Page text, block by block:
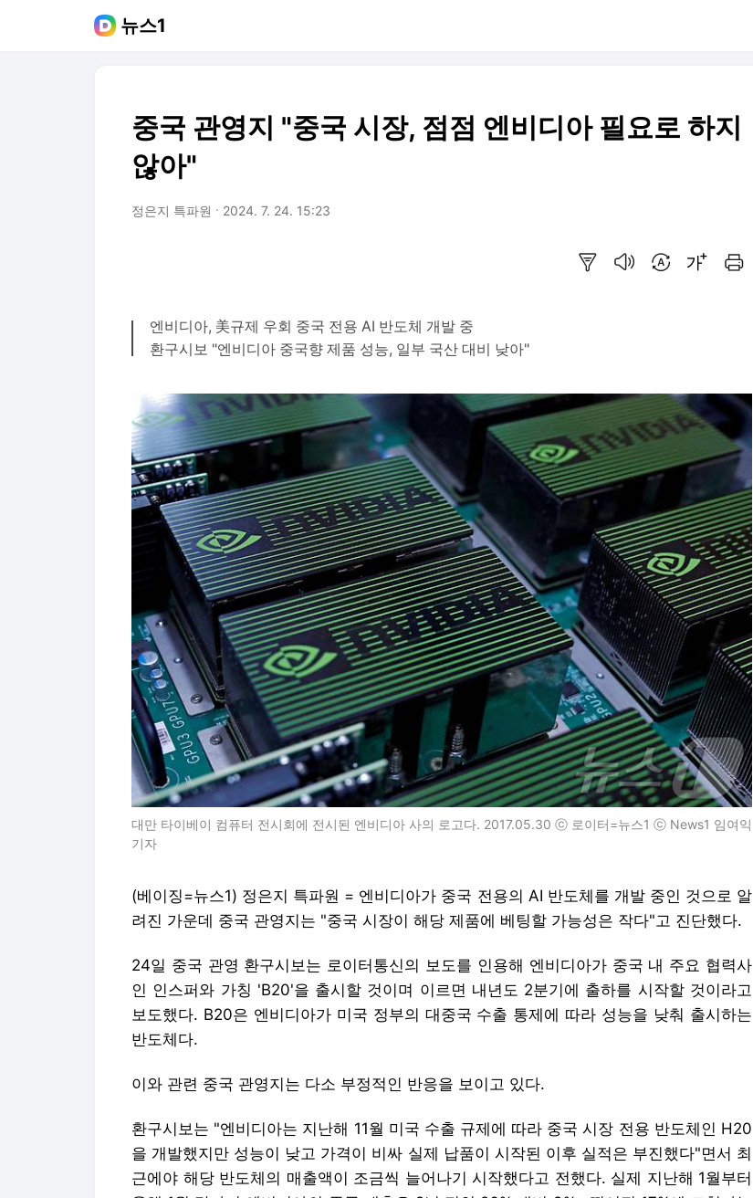
뉴스1
중국 관영지 "중국 시장, 점점 엔비디아 필요로 하지
않아"
정은지 특파원 2024. 7. 24. 15:23
엔비디아, 美규제 우회 중국 전용 AI 반도체 개발 중
환구시보 "엔비디아 중국향 제품 성능, 일부 국산 대비 낮아"
대만 타이베이 컴퓨터 전시회에 전시된 엔비디아 사의 로고다. 2017.05.30 ⓒ 로이터=뉴스1 ⓒ News1 임여익
기자
(베이징=뉴스1) 정은지 특파원 = 엔비디아가 중국 전용의 AI 반도체를 개발 중인 것으로 알
려진 가운데 중국 관영지는 "중국 시장이 해당 제품에 베팅할 가능성은 작다"고 진단했다.
24일 중국 관영 환구시보는 로이터통신의 보도를 인용해 엔비디아가 중국 내 주요 협력사
인 인스퍼와 가칭 'B20'을 출시할 것이며 이르면 내년도 2분기에 출하를 시작할 것이라고
보도했다. B20은 엔비디아가 미국 정부의 대중국 수출 통제에 따라 성능을 낮춰 출시하는
반도체다.
이와 관련 중국 관영지는 다소 부정적인 반응을 보이고 있다.
환구시보는 "엔비디아는 지난해 11월 미국 수출 규제에 따라 중국 시장 전용 반도체인 H20
을 개발했지만 성능이 낮고 가격이 비싸 실제 납품이 시작된 이후 실적은 부진했다"면서 최
근에야 해당 반도체의 매출액이 조금씩 늘어나기 시작했다고 전했다. 실제 지난해 1월부터